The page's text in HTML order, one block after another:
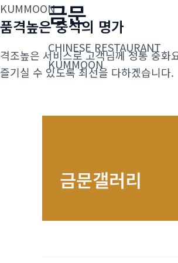
콘
텐
로
건
금문
CHINESE RESTAURANT
KUMMOON
KUMMOON
품격높은 중식의 명가
격조높은 서비스로 고객님께 정통 중화
즐기실 수 있도록 최선을 다하겠습니다.
금문갤러리